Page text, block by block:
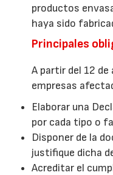
productos
haya sido
Principales
A partir del 12
empresas
Elaborar una
por cada tipo o
Disponer de la
justifique dicha
Acreditar el